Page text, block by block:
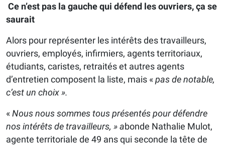
Ce n’est pas la gauche qui défend les ouvriers, ça se
saurait
Alors pour représenter les intérêts des travailleurs,
ouvriers, employés, infirmiers, agents territoriaux,
étudiants, caristes, retraités et autres agents
d’entretien composent la liste, mais «pas de notable,
c’est un choix ».
«Nous nous sommes tous présentés pour défendre
nos intérêts de travailleurs, » abonde Nathalie Mulot,
agente territoriale de 49 ans qui seconde la tête de